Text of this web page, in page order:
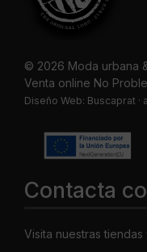
© 2026 Moda urbana
Venta online No
Diseño Web: Buscaprat ·
Contacta
Visita nuestras